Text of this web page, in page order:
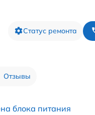
Статус ремонта
Отзывы
блока питания